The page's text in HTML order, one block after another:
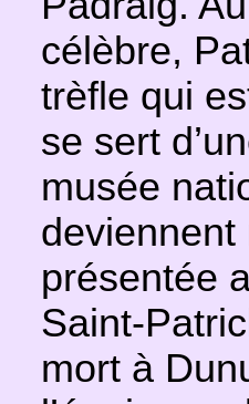
célèbre,
trèfle qui
se sert
musée
présentée
Saint-
mort à